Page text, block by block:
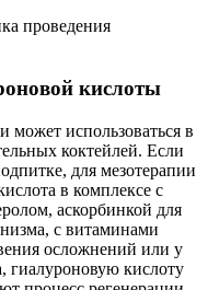
проведения
кислоты
может использоваться в
коктейлей. Если
для мезотерапии
в комплексе с
аскорбинкой для
с витаминами
осложнений или у
гиалуроновую кислоту